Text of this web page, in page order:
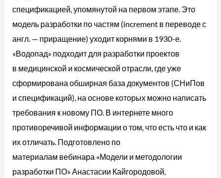
спецификацией, упомянутой на первом этапе. Это
модель разработки по частям (increment в переводе с
англ. — приращение) уходит корнями в 1930-е.
«Водопад» подходит для разработки проектов
в медицинской и космической отрасли, где уже
сформирована обширная база документов (СНиПов
и спецификаций), на основе которых можно написать
требования к новому ПО. В интернете много
противоречивой информации о том, что есть что и как
их отличать. Подготовлено по
материалам вебинара «Модели и методологии
разработки ПО» Анастасии Кайгородовой,